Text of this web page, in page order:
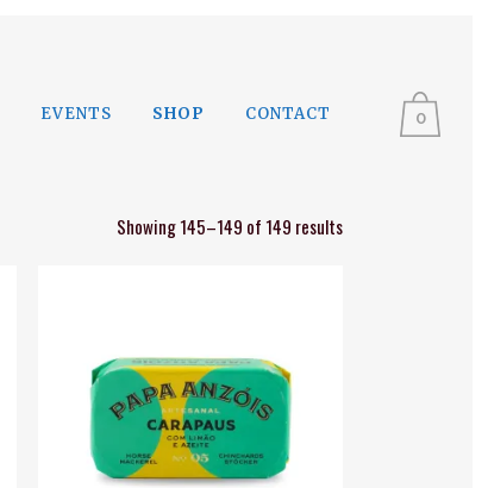
0
EVENTS SHOP CONTACT
Showing 145–149 of 149 results